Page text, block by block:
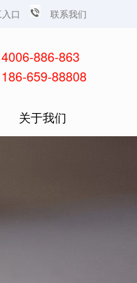
口 联系我们
886-863
659-88808
关于我们